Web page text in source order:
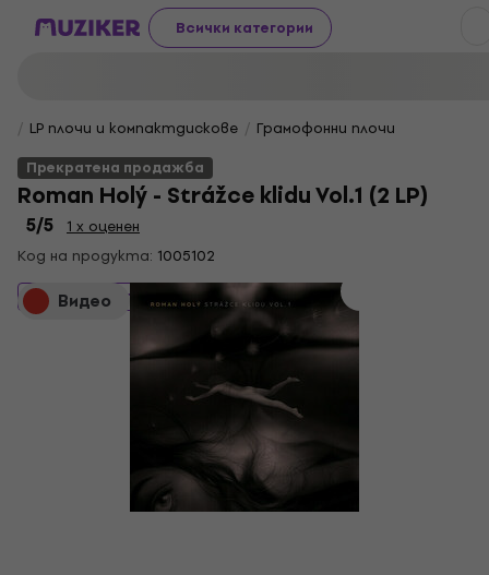
Всички категории
LP плочи и компактдискове
Грамофонни плочи
Прекратена продажба
Roman Holý - Strážce klidu Vol.1 (2 LP)
5/5
1 x оценен
Код на продукта: 1005102
Видео
Прекратена продажба